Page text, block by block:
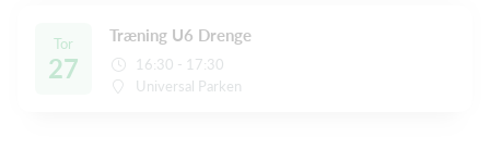
Tor
27
Træning U6 Drenge
16:30 - 17:30
Universal Parken